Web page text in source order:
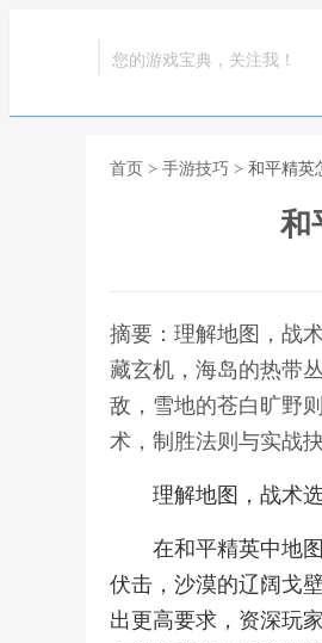
您的游戏宝典，关注我！
首页 > 手游技巧 > 和平精英
和
摘要：理解地图，战
藏玄机，海岛的热带
敌，雪地的苍白旷野
术，制胜法则与实战
理解地图，战术
在和平精英中地
伏击，沙漠的辽阔戈
出更高要求，资深玩